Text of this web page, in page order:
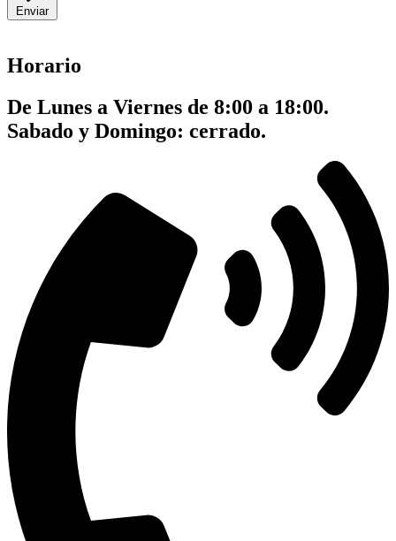
Enviar
Horario
De Lunes a Viernes de 8:00 a 18:00.
Sabado y Domingo: cerrado.